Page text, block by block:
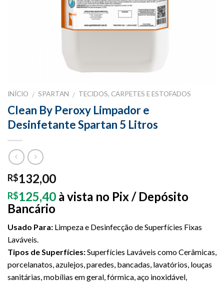
INÍCIO / SPARTAN / TECIDOS, CARPETES E ESTOFADOS
Clean By Peroxy Limpador e
Desinfetante Spartan 5 Litros
R$132,00
R$125,40 à vista no Pix / Depósito
Bancário
Usado Para: Limpeza e Desinfecção de Superfícies Fixas
Laváveis.
Tipos de Superfícies:Superfícies Laváveis como Cerâmicas,
porcelanatos, azulejos, paredes, bancadas, lavatórios, louças
sanitárias, mobílias em geral, fórmica, aço inoxidável,